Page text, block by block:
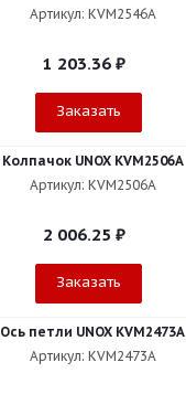
Артикул: KVM2546A
1 203.36 ₽
Заказать
Колпачок UNOX KVM2506A
Артикул: KVM2506A
2 006.25 ₽
Заказать
Ось петли UNOX KVM2473A
Артикул: KVM2473A